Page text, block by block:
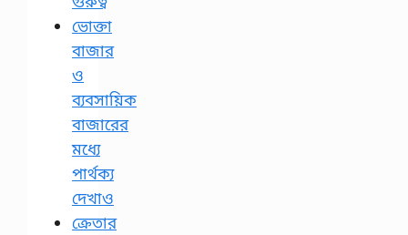
ভোক্তা
বাজার
ও
ব্যবসায়িক
বাজারের
মধ্যে
পার্থক্য
দেখাও
ক্রেতার